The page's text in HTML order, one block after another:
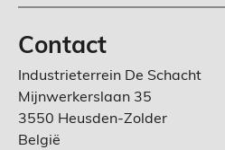
Contact
Industrieterrein De Schacht
Mijnwerkerslaan 35
3550 Heusden-Zolder
België